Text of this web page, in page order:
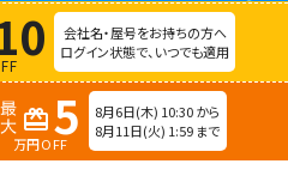
会社名・屋号をお持ちの方へ
ログイン状態で、いつでも適用
redeem 5
万円OFF
8月6日(木) 10:30 から
8月11日(火) 1:59 まで